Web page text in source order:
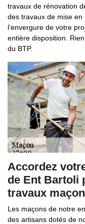
travaux de rénovation
des travaux de mise
l’envergure de votre
entière disposition.
du BTP.
Accordez
de Ent Bartoli
travaux
Les maçons de notre
des artisans dotés de